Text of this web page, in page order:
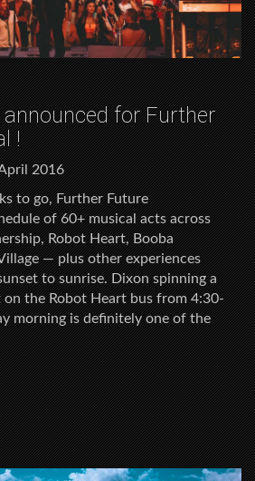
for Further
!
2016
to go, Further Future
of 60+ musical acts across
Robot Heart, Booba
— plus other experiences
to sunrise. Dixon spinning a
on the Robot Heart bus from 4:30-
morning is definitely one of the